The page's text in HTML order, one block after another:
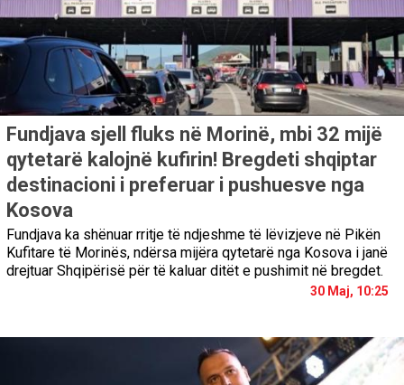
Fundjava sjell fluks në Morinë, mbi 32 mijë
qytetarë kalojnë kufirin! Bregdeti shqiptar
destinacioni i preferuar i pushuesve nga
Kosova
Fundjava ka shënuar rritje të ndjeshme të lëvizjeve në Pikën
Kufitare të Morinës, ndërsa mijëra qytetarë nga Kosova i janë
drejtuar Shqipërisë për të kaluar ditët e pushimit në bregdet.
30 Maj, 10:25